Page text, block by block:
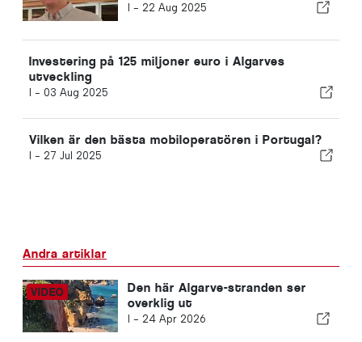
I - 22 Aug 2025
Investering på 125 miljoner euro i Algarves
utveckling
I - 03 Aug 2025
Vilken är den bästa mobiloperatören i Portugal?
I - 27 Jul 2025
Andra artiklar
Den här Algarve-stranden ser
overklig ut
I - 24 Apr 2026